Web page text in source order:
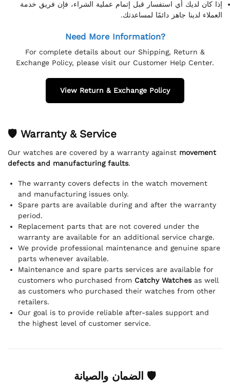
إذا كان لديك أي استفسار قبل إتمام عملية الشراء، فإن فريق خدمة
العملاء لدينا جاهز دائمًا لمساعدتك.
Need More Information?
For complete details about our Shipping, Return &
Exchange Policy, please visit our Customer Help Center.
View Return & Exchange Policy
🛡 Warranty & Service
Our watches are covered by a warranty against movement
defects and manufacturing faults.
The warranty covers defects in the watch movement
and manufacturing issues only.
Spare parts are available during and after the warranty
period.
Replacement parts that are not covered under the
warranty are available for an additional service charge.
We provide professional maintenance and genuine spare
parts whenever available.
Maintenance and spare parts services are available for
customers who purchased from Catchy Watchesas well
as customers who purchased their watches from other
retailers.
Our goal is to provide reliable after-sales support and
the highest level of customer service.
🛡 الضمان والصيانة